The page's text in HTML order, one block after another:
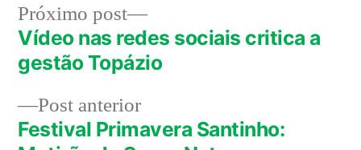
Navegação
Post
Post anteriorPost
anterior:
Festival Primavera Santinho:
Próximo post
Próximo
post:
Vídeo nas redes sociais critica a
gestão Topázio